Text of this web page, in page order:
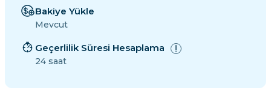
Bakiye Yükle
Mevcut
Geçerlilik Süresi Hesaplama
24 saat